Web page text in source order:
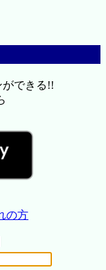
ができる!!
の方